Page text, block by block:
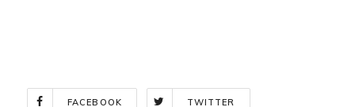
FACEBOOK TWITTER